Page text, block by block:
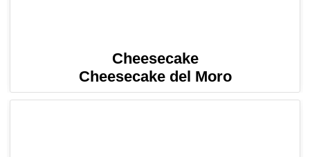
Cheesecake
Cheesecake del Moro